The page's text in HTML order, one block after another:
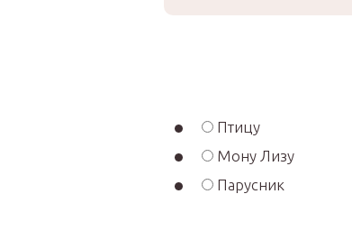
Птицу
Мону Лизу
Парусник